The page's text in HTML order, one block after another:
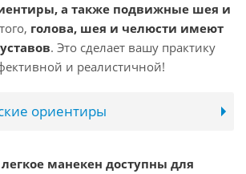
а также подвижные шея и
голова, шея и челюсти имеют
. Это сделает вашу практику
и реалистичной!
ориентиры
манекен доступны для